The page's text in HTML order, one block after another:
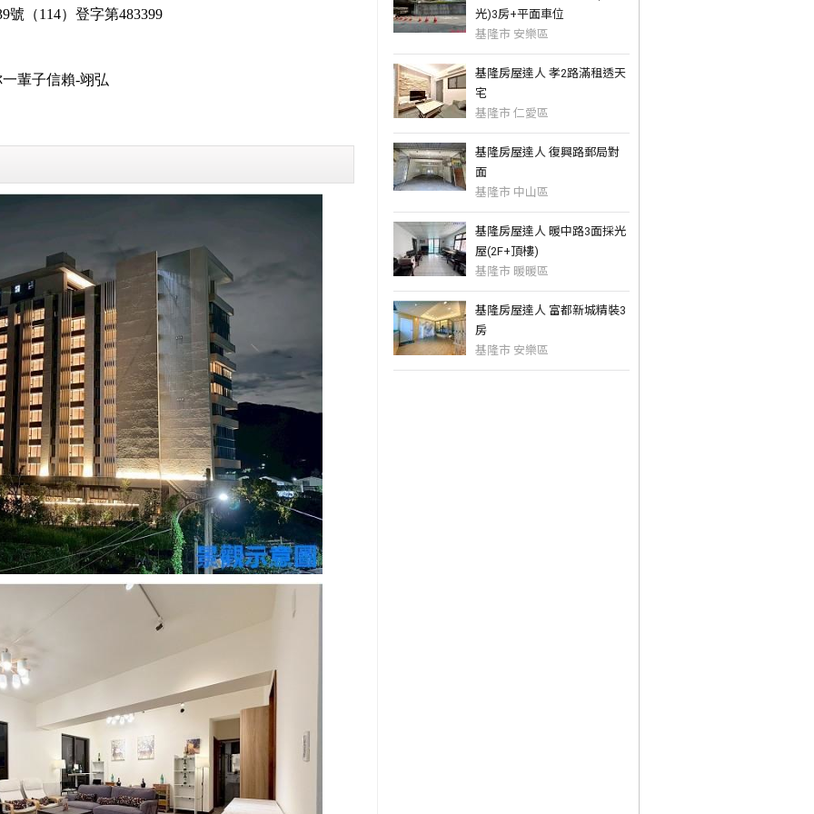
光)3房+平面車位
基隆市 安樂區
基隆房屋達人 孝2路滿租透天
宅
基隆市 仁愛區
基隆房屋達人 復興路郵局對
面
基隆市 中山區
基隆房屋達人 暖中路3面採光
屋(2F+頂樓)
基隆市 暖暖區
基隆房屋達人 富都新城精裝3
房
基隆市 安樂區